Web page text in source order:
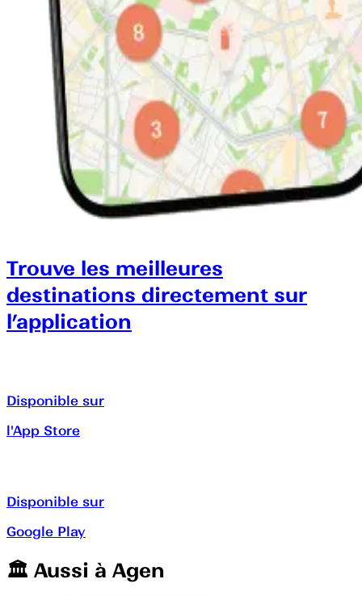
Trouve les meilleures
destinations directement sur
l’application
Disponible sur
l'App Store
Disponible sur
Google Play
🏛️️ Aussi à Agen